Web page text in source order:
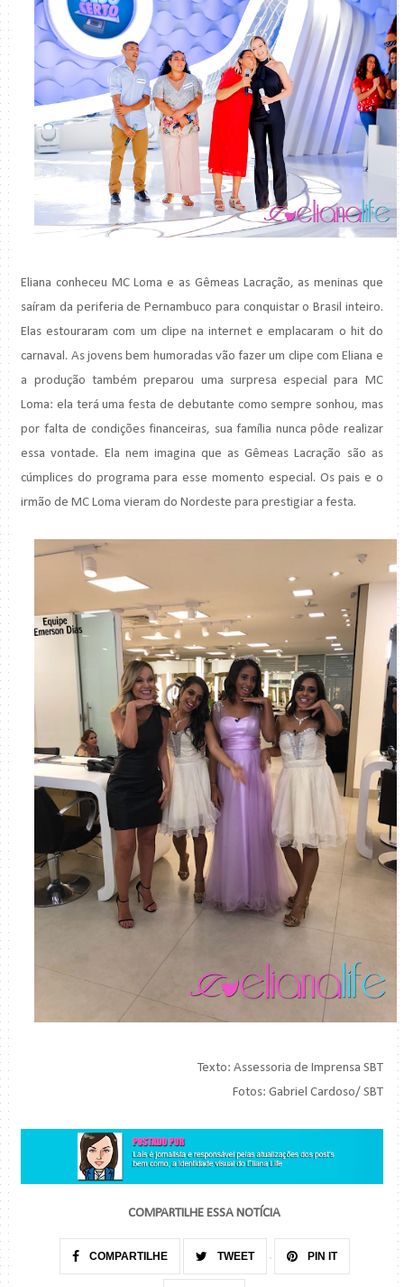
Eliana conheceu MC Loma e as Gêmeas Lacração, as meninas que
saíram da periferia de Pernambuco para conquistar o Brasil inteiro.
Elas estouraram com um clipe na internet e emplacaram o hit do
carnaval. As jovens bem humoradas vão fazer um clipe com Eliana e
a produção também preparou uma surpresa especial para MC
Loma: ela terá uma festa de debutante como sempre sonhou, mas
por falta de condições financeiras, sua família nunca pôde realizar
essa vontade. Ela nem imagina que as Gêmeas Lacração são as
cúmplices do programa para esse momento especial. Os pais e o
irmão de MC Loma vieram do Nordeste para prestigiar a festa.
Texto: Assessoria de Imprensa SBT
Fotos: Gabriel Cardoso/ SBT
COMPARTILHE ESSA NOTÍCIA
COMPARTILHE TWEET PIN IT